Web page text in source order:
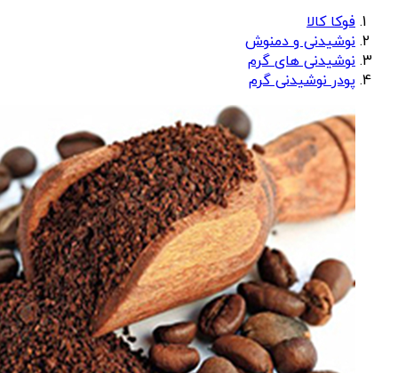
فوکا کالا
نوشیدنی و دمنوش
نوشیدنی های گرم
پودر نوشیدنی گرم